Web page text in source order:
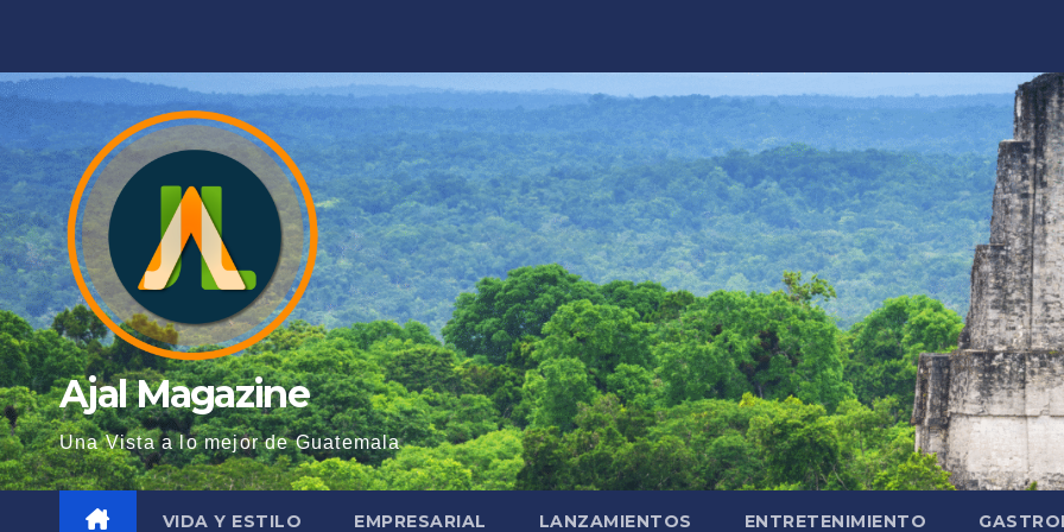
contenido
Ajal Magazine
Una Vista a lo mejor de Guatemala
VIDA Y ESTILO EMPRESARIAL LANZAMIENTOS ENTRETENIMIENTO